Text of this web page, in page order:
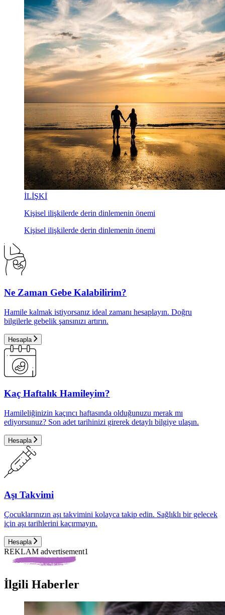
İLİŞKİ
Kişisel ilişkilerde derin dinlemenin önemi
Kişisel ilişkilerde derin dinlemenin önemi
Ne Zaman Gebe Kalabilirim?
Hamile kalmak istiyorsanız ideal zamanı hesaplayın. Doğru
bilgilerle gebelik şansınızı artırın.
Hesapla
Kaç Haftalık Hamileyim?
Hamileliğinizin kaçıncı haftasında olduğunuzu merak mı
ediyorsunuz? Son adet tarihinizi girerek detaylı bilgiye ulaşın.
Hesapla
Aşı Takvimi
Çocuklarınızın aşı takvimini kolayca takip edin. Sağlıklı bir gelecek
için aşı tarihlerini kaçırmayın.
Hesapla
REKLAM advertisement1
İlgili Haberler